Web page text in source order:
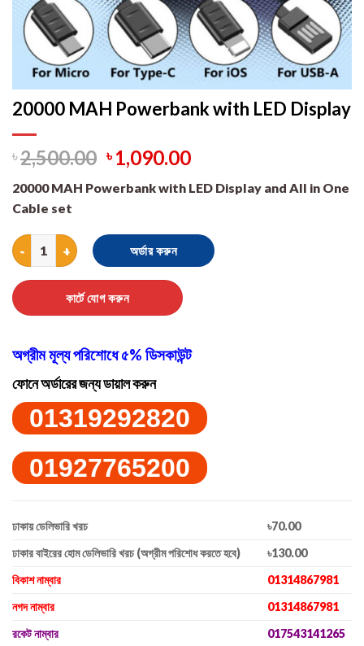
20000 MAH Powerbank with LED Display
৳2,500.00 ৳ 1,090.00
20000 MAH Powerbank with LED Display and All in One
Cable set
20000 MAH Powerbank with LED Display quantity
অর্ডার করুন
কার্টে যোগ করুন
অগ্রীম মূল্য পরিশোধে ৫% ডিসকাউন্ট
ফোনে অর্ডারের জন্য ডায়াল করুন
01319292820
01927765200
ঢাকায় ডেলিভারি খরচ
৳70.00
ঢাকার বাইরের হোম ডেলিভারি খরচ (অগ্রীম পরিশোধ করতে হবে)
৳130.00
বিকাশ নাম্বার
01314867981
নগদ নাম্বার
01314867981
রকেট নাম্বার
017543141265